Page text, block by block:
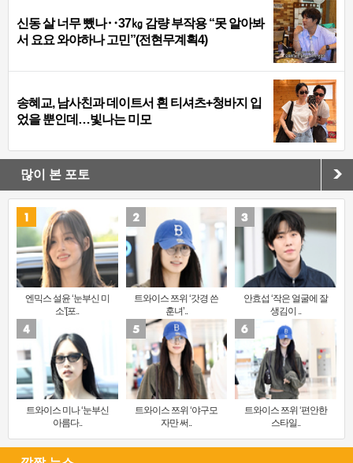
신동 살 너무 뺐나‥37㎏ 감량 부작용 “못 알아봐
서 요요 와야하나 고민”(전현무계획4)
송혜교, 남사친과 데이트서 흰 티셔츠+청바지 입
었을 뿐인데…빛나는 미모
많이 본 포토
엔믹스 설윤 ‘눈부신 미
소’[포..
트와이스 쯔위 ‘갓경 쓴
훈녀’..
안효섭 ‘작은 얼굴에 잘
생김이 ..
트와이스 미나 ‘눈부신
아름다..
트와이스 쯔위 ‘야구모
자만 써..
트와이스 쯔위 ‘편안한
스타일..